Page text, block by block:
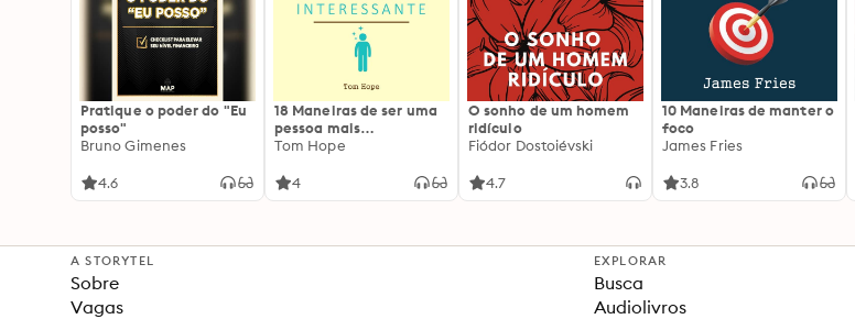
Pratique o poder do "Eu
posso"
Bruno Gimenes
4.6
18 Maneiras de ser uma
pessoa mais
interessante
Tom Hope
4
O sonho de um homem
ridículo
Fiódor Dostoiévski
4.7
10 Maneiras de manter o
foco
James Fries
3.8
A STORYTEL
Sobre
Vagas
EXPLORAR
Busca
Audiolivros